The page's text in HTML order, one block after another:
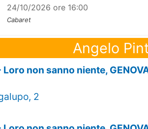
24/10/2026 ore 16:00
Cabaret
Angelo
non sanno niente,
2